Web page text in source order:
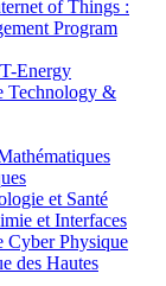
of Things :
Program
Energy
Technology &
et Santé
et Interfaces
Cyber Physique
des Hautes